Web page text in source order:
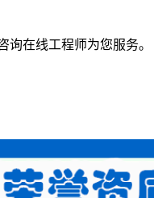
询在线工程师为您服务。